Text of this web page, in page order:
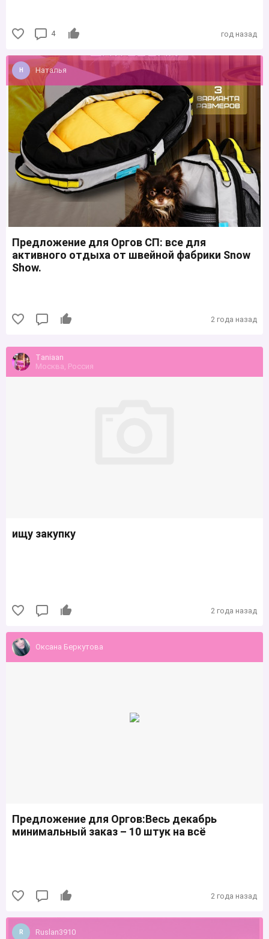
4 год назад
Наталья
Предложение для Оргов СП: все для
активного отдыха от швейной фабрики Snow
Show.
2 года назад
Тaniaan
Москва, Россия
ищу закупку
2 года назад
Оксана Беркутова
Предложение для Оргов:Весь декабрь
минимальный заказ – 10 штук на всё
2 года назад
Ruslan3910